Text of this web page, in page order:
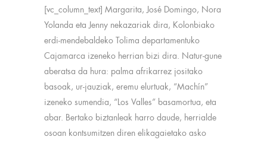
[vc_column_text] Margarita, José Domingo, Nora
Yolanda eta Jenny nekazariak dira, Kolonbiako
erdi-mendebaldeko Tolima departamentuko
Cajamarca izeneko herrian bizi dira. Natur-gune
aberatsa da hura: palma afrikarrez jositako
basoak, ur-jauziak, eremu elurtuak, “Machín”
izeneko sumendia, “Los Valles” basamortua, eta
abar. Bertako biztanleak harro daude, herrialde
osoan kontsumitzen diren elikagaietako asko